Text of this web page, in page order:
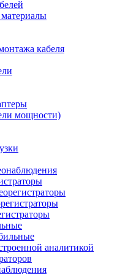
кабеля
мощности)
аналитикой